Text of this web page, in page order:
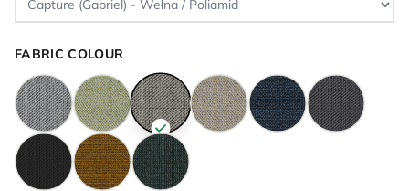
FABRIC COLOUR